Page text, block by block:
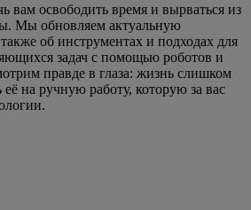
вам освободить время и вырваться из
Мы обновляем актуальную
об инструментах и подходах для
задач с помощью роботов и
правде в глаза: жизнь слишком
её на ручную работу, которую за вас